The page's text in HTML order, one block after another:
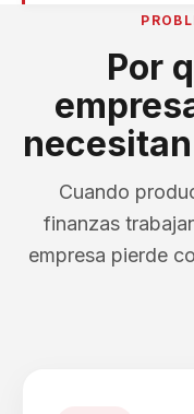
Por
Cuando
finanzas
empresa pierde